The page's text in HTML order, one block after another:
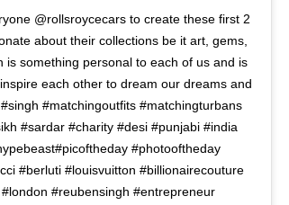
@rollsroycecars to create these first 2
about their collections be it art, gems,
is something personal to each of us and is
each other to dream our dreams and
#matchingoutfits #matchingturbans
#sardar #charity #desi #punjabi #india
#photooftheday
#berluti #louisvuitton #billionairecouture
#reubensingh #entrepreneur